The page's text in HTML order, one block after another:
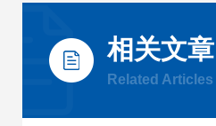
相关文章
Related Articles